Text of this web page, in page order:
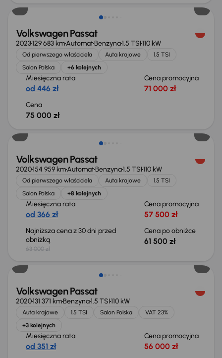
Volkswagen Passat
2023129 683 kmAutomatBenzyna1.5 TSI110 kW
Od pierwszego właściciela Auta krajowe
1.5 TSI
Salon Polska
+6 kolejnych
Miesięczna rata
od 446 zł
Cena promocyjna
71 000 zł
Cena
75 000 zł
Taniej o 1 500 zł
Volkswagen Passat
2020154 959 kmAutomatBenzyna1.5 TSI110 kW
Od pierwszego właściciela Auta krajowe
1.5 TSI
Salon Polska
+8 kolejnych
Miesięczna rata
od 366 zł
Cena promocyjna
57 500 zł
Najniższa cena z 30 dni przed
obniżką
63 000 zł
Cena po obniżce
61 500 zł
Taniej o 1 000 zł
Volkswagen Passat
2020131 371 kmBenzyna1.5 TSI110 kW
Auta krajowe 1.5 TSI Salon Polska
VAT 23%
+3 kolejnych
Miesięczna rata
od 351 zł
Cena promocyjna
56 000 zł